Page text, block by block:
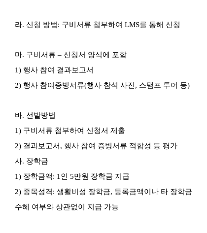
라. 신청 방법: 구비서류 첨부하여 LMS를 통해 신청
마. 구비서류 – 신청서 양식에 포함
1) 행사 참여 결과보고서
2) 행사 참여증빙서류(행사 참석 사진 , 스탬프 투어 등)
바. 선발방법
1) 구비서류 첨부하여 신청서 제출
2) 결과보고서 , 행사 참여 증빙서류 적합성 등 평가
사. 장학금
1) 장학금액: 1 인 5만원 장학금 지급
2) 종목성격: 생활비성 장학금, 등록금액이나 타 장학금
수혜 여부와 상관없이 지급 가능